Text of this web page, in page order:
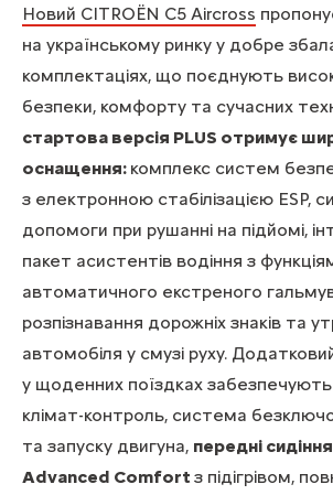
Новий CITROЁN C5 Aircross
на українському ринку у добре
комплектаціях, що поєднують
безпеки, комфорту та сучасних
стартова версія PLUS отримує
оснащення: комплекс систем
з електронною стабілізацією ESP,
допомоги при рушанні на підйомі,
пакет асистентів водіння з
автоматичного екстреного
розпізнавання дорожніх знаків та
автомобіля у смузі руху.
у щоденних поїздках
клімат-контроль, система
та запуску двигуна, передні
Advanced Comfort з підігрівом,